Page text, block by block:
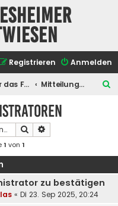
Anmelden
Registrieren
Über das Forum selber Mitteilungen der Administratoren
Suche
1 von 1
zu bestätigen
« Di 23. Sep 2025, 20:24